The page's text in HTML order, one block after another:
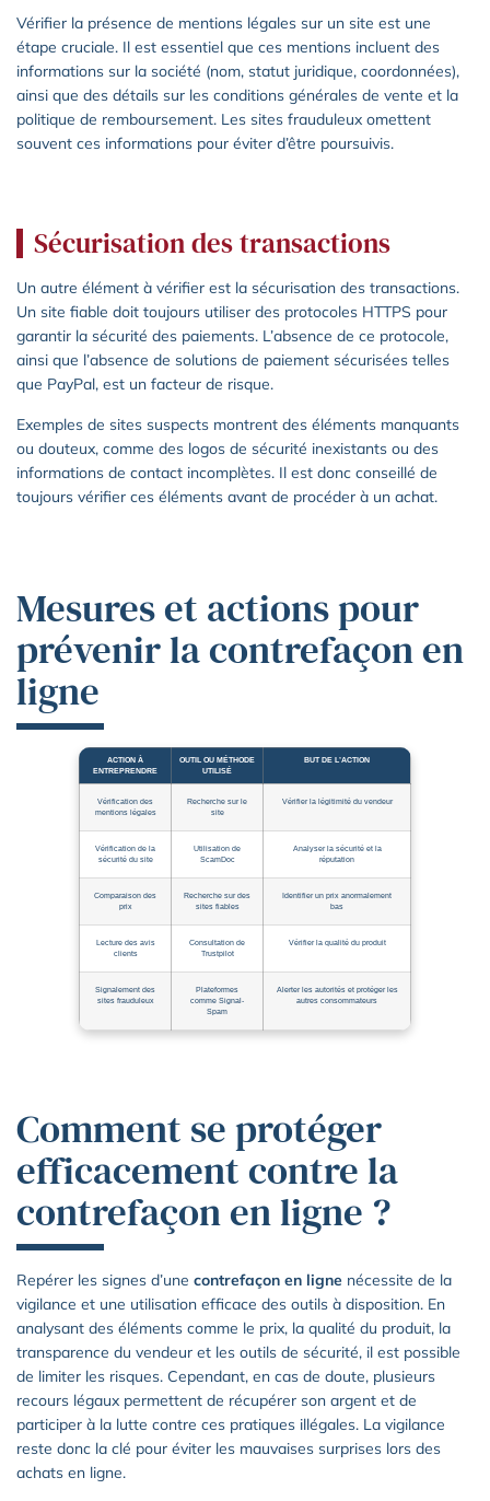
Vérifier la présence de mentions légales sur un site est une
étape cruciale. Il est essentiel que ces mentions incluent des
informations sur la société (nom, statut juridique, coordonnées),
ainsi que des détails sur les conditions générales de vente et la
politique de remboursement. Les sites frauduleux omettent
souvent ces informations pour éviter d’être poursuivis.
Sécurisation des transactions
Un autre élément à vérifier est la sécurisation des transactions.
Un site fiable doit toujours utiliser des protocoles HTTPS pour
garantir la sécurité des paiements. L’absence de ce protocole,
ainsi que l’absence de solutions de paiement sécurisées telles
que PayPal, est un facteur de risque.
Exemples de sites suspects montrent des éléments manquants
ou douteux, comme des logos de sécurité inexistants ou des
informations de contact incomplètes. Il est donc conseillé de
toujours vérifier ces éléments avant de procéder à un achat.
Mesures et actions pour
prévenir la contrefaçon en
ligne
ACTION À
ENTREPRENDRE
OUTIL OU MÉTHODE
UTILISÉ
BUT DE L’ACTION
Vérification des
mentions légales
Recherche sur le
site
Vérifier la légitimité du vendeur
Vérification de la
sécurité du site
Utilisation de
ScamDoc
Analyser la sécurité et la
réputation
Comparaison des
prix
Recherche sur des
sites fiables
Identifier un prix anormalement
bas
Lecture des avis
clients
Consultation de
Trustpilot
Vérifier la qualité du produit
Signalement des
sites frauduleux
Plateformes
comme Signal-
Spam
Alerter les autorités et protéger les
autres consommateurs
Comment se protéger
efficacement contre la
contrefaçon en ligne ?
Repérer les signes d’une contrefaçon en ligne nécessite de la
vigilance et une utilisation efficace des outils à disposition. En
analysant des éléments comme le prix, la qualité du produit, la
transparence du vendeur et les outils de sécurité, il est possible
de limiter les risques. Cependant, en cas de doute, plusieurs
recours légaux permettent de récupérer son argent et de
participer à la lutte contre ces pratiques illégales. La vigilance
reste donc la clé pour éviter les mauvaises surprises lors des
achats en ligne.